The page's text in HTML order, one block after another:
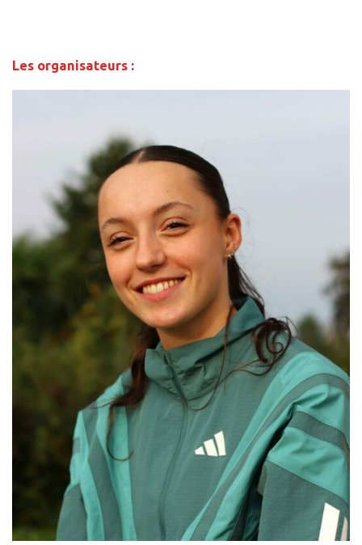
Les organisateurs :